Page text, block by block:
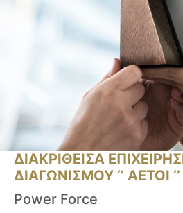
ΔΙΑΚΡΙΘΕΙΣΑ
ΔΙΑΓΩΝΙΣΜΟΥ ‘’ ΑΕΤΟΙ ‘’
Power Force